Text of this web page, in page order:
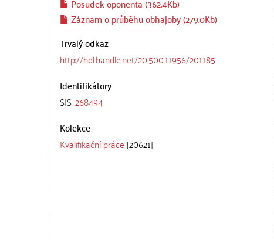
Posudek oponenta (362.4Kb)
Záznam o průběhu obhajoby (279.0Kb)
Trvalý odkaz
http://hdl.handle.net/20.500.11956/201185
Identifikátory
SIS:268494
Kolekce
Kvalifikační práce [20621]